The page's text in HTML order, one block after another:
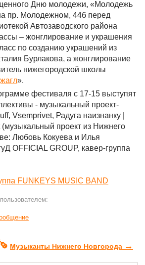
Дню молодежи, «Молодежь
пр. Молодежном, 44б перед
Автозаводского района
– жонглирование и украшения
по созданию украшений из
Бурлакова, а жонглирование
нижегородской школы
».
фестиваля с 17-15 выступят
- музыкальный проект-
Vsemprivet, Радуга наизнанку |
проект из Нижнего
Любовь Кокуева и Илья
OFFICIAL GROUP, кавер-группа
FUNKEYS MUSIC BAND
Музыканты Нижнего Новгорода →